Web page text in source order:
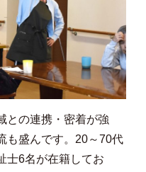
との連携・密着が強
も盛んです。20～70代
士6名が在籍してお